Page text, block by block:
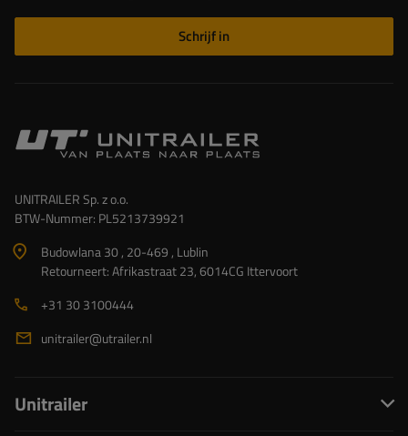
Schrijf in
UNITRAILER Sp. z o.o.
BTW-Nummer: PL5213739921
Budowlana 30 , 20-469 , Lublin
Retourneert: Afrikastraat 23, 6014CG Ittervoort
+31 30 3100444
unitrailer@utrailer.nl
Unitrailer